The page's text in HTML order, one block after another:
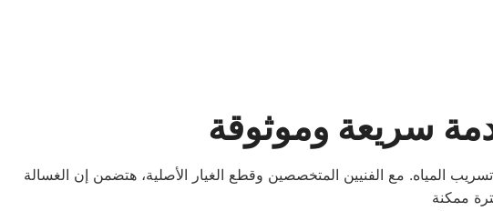
سريعة وموثوقة
المياه. مع الفنيين المتخصصين وقطع الغيار الأصلية، هتضمن إن الغسالة